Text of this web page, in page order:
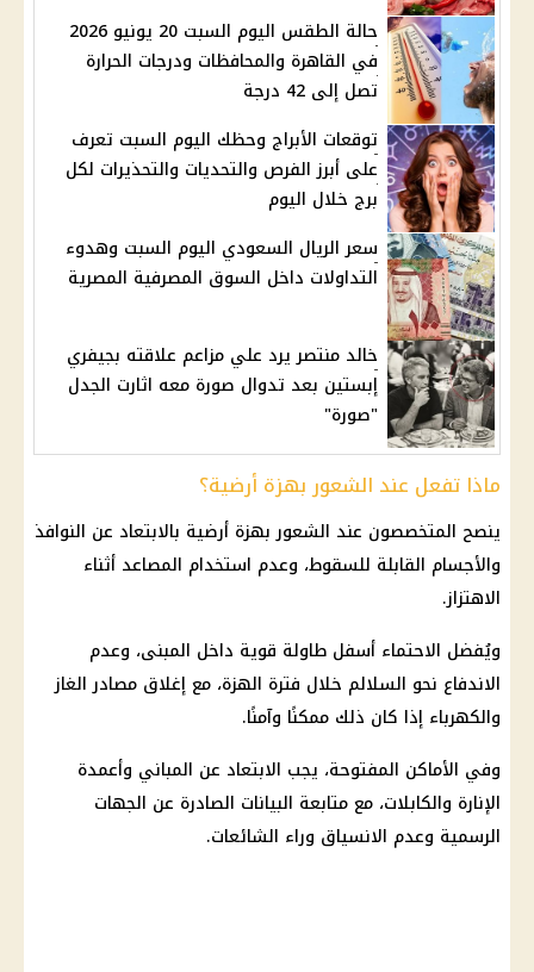
حالة الطقس اليوم السبت 20 يونيو 2026
في القاهرة والمحافظات ودرجات الحرارة
تصل إلى 42 درجة
توقعات الأبراج وحظك اليوم السبت تعرف
على أبرز الفرص والتحديات والتحذيرات لكل
برج خلال اليوم
سعر الريال السعودي اليوم السبت وهدوء
التداولات داخل السوق المصرفية المصرية
خالد منتصر يرد علي مزاعم علاقته بجيفري
إبستين بعد تدوال صورة معه اثارت الجدل
"صورة"
ماذا تفعل عند الشعور بهزة أرضية؟
ينصح المتخصصون عند الشعور بهزة أرضية بالابتعاد عن النوافذ
والأجسام القابلة للسقوط، وعدم استخدام المصاعد أثناء
الاهتزاز.
ويُفضل الاحتماء أسفل طاولة قوية داخل المبنى، وعدم
الاندفاع نحو السلالم خلال فترة الهزة، مع إغلاق مصادر الغاز
والكهرباء إذا كان ذلك ممكنًا وآمنًا.
وفي الأماكن المفتوحة، يجب الابتعاد عن المباني وأعمدة
الإنارة والكابلات، مع متابعة البيانات الصادرة عن الجهات
الرسمية وعدم الانسياق وراء الشائعات.